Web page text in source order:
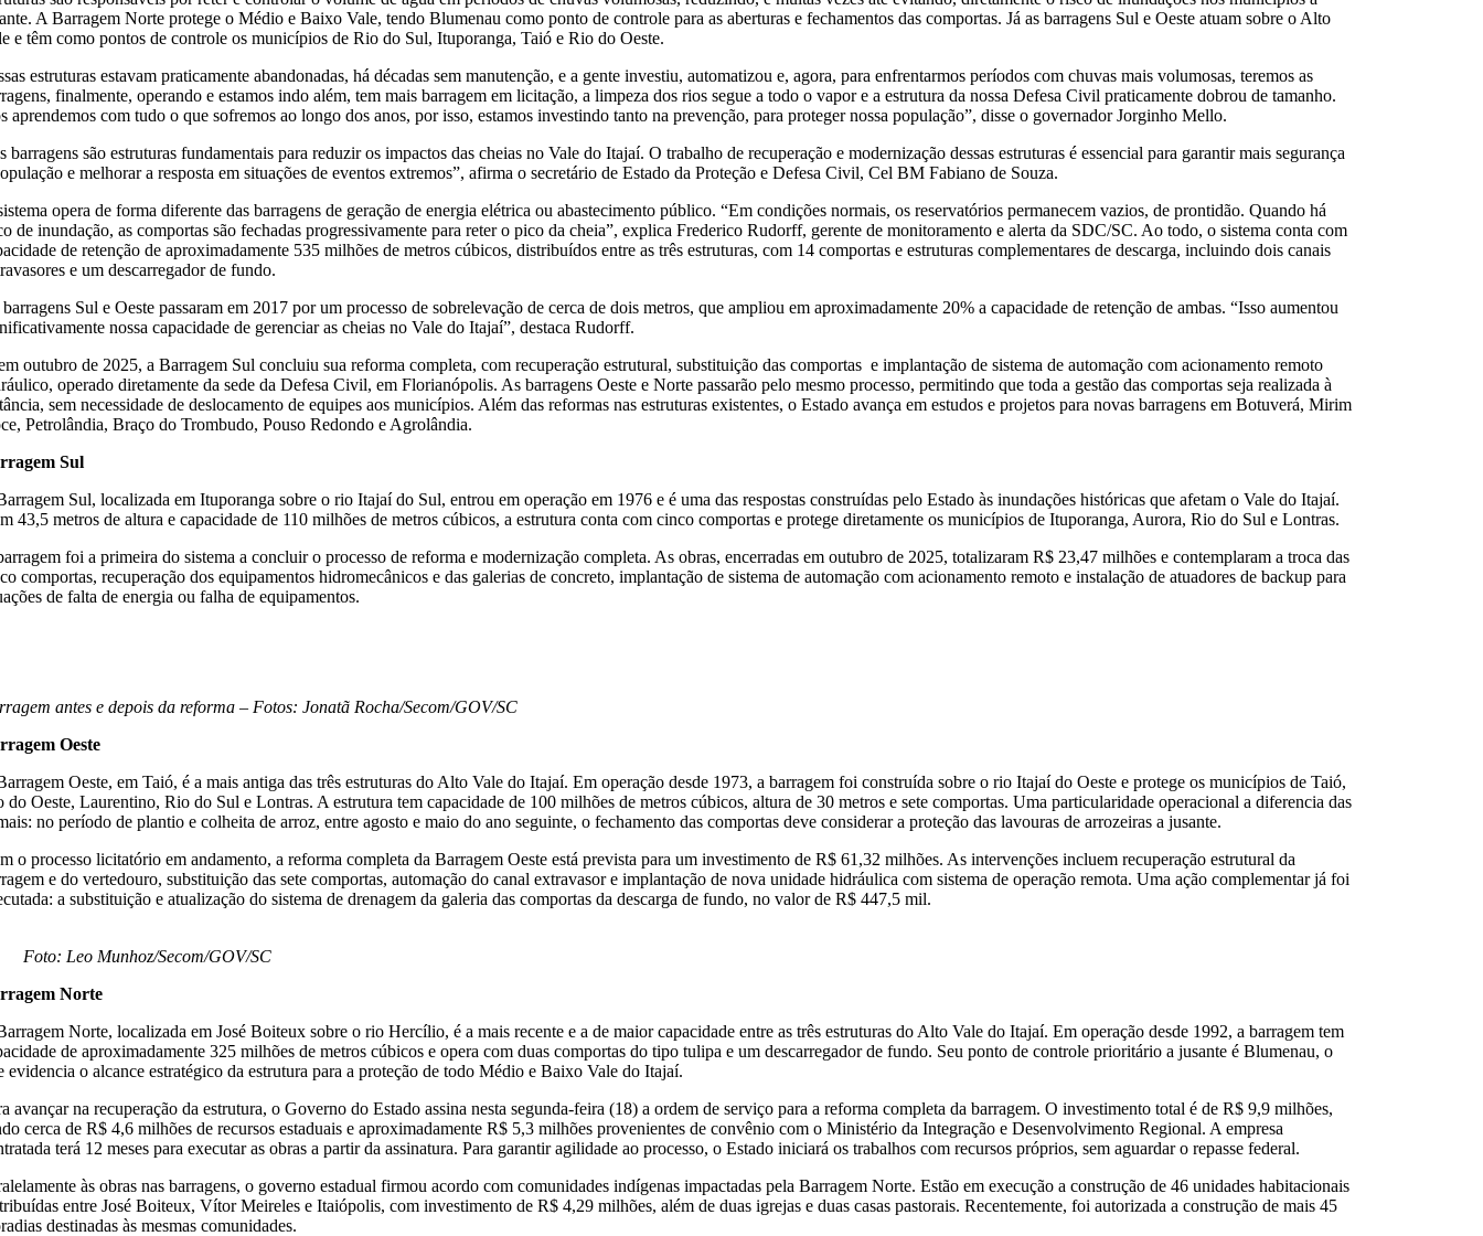
A Barragem Norte protege o Médio e Baixo Vale, tendo Blumenau como ponto de controle para as aberturas e fechamentos das comportas. Já as barragens Sul e Oeste atuam sobre o Alto
e têm como pontos de controle os municípios de Rio do Sul, Ituporanga, Taió e Rio do Oeste.
estruturas estavam praticamente abandonadas, há décadas sem manutenção, e a gente investiu, automatizou e, agora, para enfrentarmos períodos com chuvas mais volumosas, teremos as
finalmente, operando e estamos indo além, tem mais barragem em licitação, a limpeza dos rios segue a todo o vapor e a estrutura da nossa Defesa Civil praticamente dobrou de tamanho.
aprendemos com tudo o que sofremos ao longo dos anos, por isso, estamos investindo tanto na prevenção, para proteger nossa população”, disse o governador Jorginho Mello.
barragens são estruturas fundamentais para reduzir os impactos das cheias no Vale do Itajaí. O trabalho de recuperação e modernização dessas estruturas é essencial para garantir mais segurança
e melhorar a resposta em situações de eventos extremos”, afirma o secretário de Estado da Proteção e Defesa Civil, Cel BM Fabiano de Souza.
opera de forma diferente das barragens de geração de energia elétrica ou abastecimento público. “Em condições normais, os reservatórios permanecem vazios, de prontidão. Quando há
de inundação, as comportas são fechadas progressivamente para reter o pico da cheia”, explica Frederico Rudorff, gerente de monitoramento e alerta da SDC/SC. Ao todo, o sistema conta com
de retenção de aproximadamente 535 milhões de metros cúbicos, distribuídos entre as três estruturas, com 14 comportas e estruturas complementares de descarga, incluindo dois canais
e um descarregador de fundo.
Sul e Oeste passaram em 2017 por um processo de sobrelevação de cerca de dois metros, que ampliou em aproximadamente 20% a capacidade de retenção de ambas. “Isso aumentou
nossa capacidade de gerenciar as cheias no Vale do Itajaí”, destaca Rudorff.
outubro de 2025, a Barragem Sul concluiu sua reforma completa, com recuperação estrutural, substituição das comportas e implantação de sistema de automação com acionamento remoto
operado diretamente da sede da Defesa Civil, em Florianópolis. As barragens Oeste e Norte passarão pelo mesmo processo, permitindo que toda a gestão das comportas seja realizada à
sem necessidade de deslocamento de equipes aos municípios. Além das reformas nas estruturas existentes, o Estado avança em estudos e projetos para novas barragens em Botuverá, Mirim
Petrolândia, Braço do Trombudo, Pouso Redondo e Agrolândia.
Sul
Sul, localizada em Ituporanga sobre o rio Itajaí do Sul, entrou em operação em 1976 e é uma das respostas construídas pelo Estado às inundações históricas que afetam o Vale do Itajaí.
43,5 metros de altura e capacidade de 110 milhões de metros cúbicos, a estrutura conta com cinco comportas e protege diretamente os municípios de Ituporanga, Aurora, Rio do Sul e Lontras.
foi a primeira do sistema a concluir o processo de reforma e modernização completa. As obras, encerradas em outubro de 2025, totalizaram R$ 23,47 milhões e contemplaram a troca das
comportas, recuperação dos equipamentos hidromecânicos e das galerias de concreto, implantação de sistema de automação com acionamento remoto e instalação de atuadores de backup para
de falta de energia ou falha de equipamentos.
antes e depois da reforma – Fotos: Jonatã Rocha/Secom/GOV/SC
Oeste
Oeste, em Taió, é a mais antiga das três estruturas do Alto Vale do Itajaí. Em operação desde 1973, a barragem foi construída sobre o rio Itajaí do Oeste e protege os municípios de Taió,
do Oeste, Laurentino, Rio do Sul e Lontras. A estrutura tem capacidade de 100 milhões de metros cúbicos, altura de 30 metros e sete comportas. Uma particularidade operacional a diferencia das
no período de plantio e colheita de arroz, entre agosto e maio do ano seguinte, o fechamento das comportas deve considerar a proteção das lavouras de arrozeiras a jusante.
o processo licitatório em andamento, a reforma completa da Barragem Oeste está prevista para um investimento de R$ 61,32 milhões. As intervenções incluem recuperação estrutural da
e do vertedouro, substituição das sete comportas, automação do canal extravasor e implantação de nova unidade hidráulica com sistema de operação remota. Uma ação complementar já foi
a substituição e atualização do sistema de drenagem da galeria das comportas da descarga de fundo, no valor de R$ 447,5 mil.
Foto: Leo Munhoz/Secom/GOV/SC
Norte
Norte, localizada em José Boiteux sobre o rio Hercílio, é a mais recente e a de maior capacidade entre as três estruturas do Alto Vale do Itajaí. Em operação desde 1992, a barragem tem
de aproximadamente 325 milhões de metros cúbicos e opera com duas comportas do tipo tulipa e um descarregador de fundo. Seu ponto de controle prioritário a jusante é Blumenau, o
evidencia o alcance estratégico da estrutura para a proteção de todo Médio e Baixo Vale do Itajaí.
avançar na recuperação da estrutura, o Governo do Estado assina nesta segunda-feira (18) a ordem de serviço para a reforma completa da barragem. O investimento total é de R$ 9,9 milhões,
cerca de R$ 4,6 milhões de recursos estaduais e aproximadamente R$ 5,3 milhões provenientes de convênio com o Ministério da Integração e Desenvolvimento Regional. A empresa
terá 12 meses para executar as obras a partir da assinatura. Para garantir agilidade ao processo, o Estado iniciará os trabalhos com recursos próprios, sem aguardar o repasse federal.
às obras nas barragens, o governo estadual firmou acordo com comunidades indígenas impactadas pela Barragem Norte. Estão em execução a construção de 46 unidades habitacionais
entre José Boiteux, Vítor Meireles e Itaiópolis, com investimento de R$ 4,29 milhões, além de duas igrejas e duas casas pastorais. Recentemente, foi autorizada a construção de mais 45
destinadas às mesmas comunidades.